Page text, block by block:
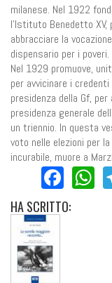
milanese. Nel 1922
l’Istituto Benedetto
abbracciare la
dispensario per i poveri.
Nel 1929 promuove,
per avvicinare i
presidenza della Gf,
presidenza generale
un triennio. In questa
voto nelle elezioni per
incurabile, muore a
HASCRITTO: